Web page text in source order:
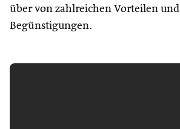
über von zahlreichen Vorteilen und
Begünstigungen.